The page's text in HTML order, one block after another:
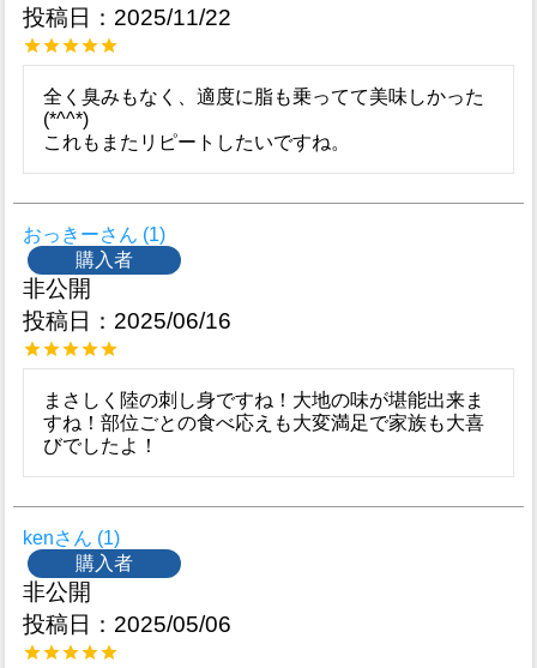
投稿日
2025/11/22
全く臭みもなく、適度に脂も乗ってて美味しかった
(*^^*)
これもまたリピートしたいですね。
おっきー
1
購入者
非公開
投稿日
2025/06/16
まさしく陸の刺し身ですね！大地の味が堪能出来ま
すね！部位ごとの食べ応えも大変満足で家族も大喜
びでしたよ！
ken
1
購入者
非公開
投稿日
2025/05/06